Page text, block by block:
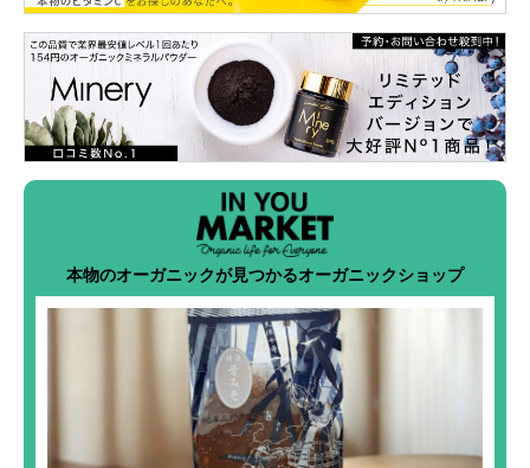
本物のオーガニックが見つかるオーガニックショップ